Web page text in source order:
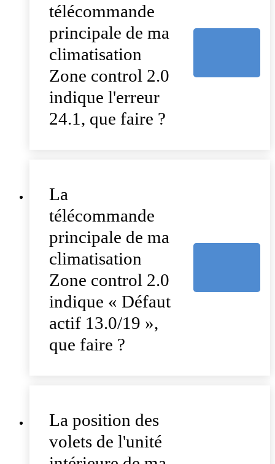
télécommande
principale de ma
climatisation
Zone control 2.0
indique l'erreur
24.1, que faire ?
La
télécommande
principale de ma
climatisation
Zone control 2.0
indique « Défaut
actif 13.0/19 »,
que faire ?
La position des
volets de l'unité